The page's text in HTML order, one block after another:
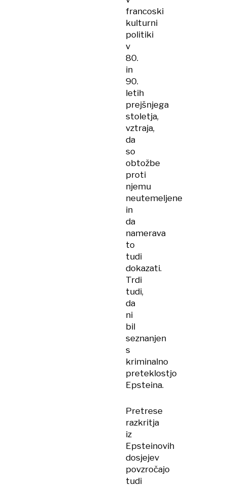
francoski
kulturni
politiki
v
80.
in
90.
letih
prejšnjega
stoletja,
vztraja,
da
so
obtožbe
proti
njemu
neutemeljene
in
da
namerava
to
tudi
dokazati.
Trdi
tudi,
da
ni
bil
seznanjen
s
kriminalno
preteklostjo
Epsteina.
Pretrese
razkritja
iz
Epsteinovih
dosjejev
povzročajo
tudi